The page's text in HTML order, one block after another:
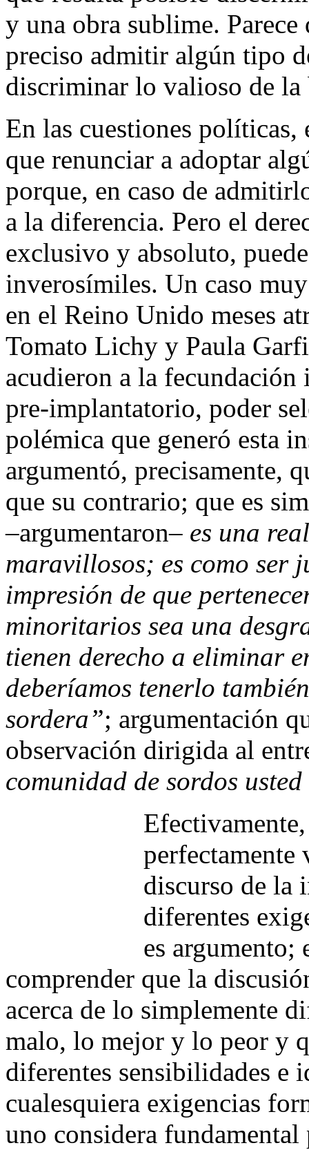
y una obra sublime.
preciso admitir algún tipo
discriminar lo valioso de la
En las cuestiones políticas,
que renunciar a adoptar
porque, en caso de
a la diferencia. Pero el
exclusivo y absoluto,
inverosímiles. Un caso
en el Reino Unido meses
Tomato Lichy y Paula
acudieron a la
pre-implantatorio, poder
polémica que generó esta
argumentó, precisamente,
que su contrario; que es
–argumentaron– es una
maravillosos; es como ser
impresión de que
minoritarios sea una
tienen derecho a eliminar
deberíamos tenerlo
sordera”; argumentación
observación dirigida al
comunidad de sordos
perfectamente
discurso de la
diferentes
es
comprender que la
acerca de lo simplemente
malo, lo mejor y lo peor y
diferentes sensibilidades e
cualesquiera exigencias
uno considera